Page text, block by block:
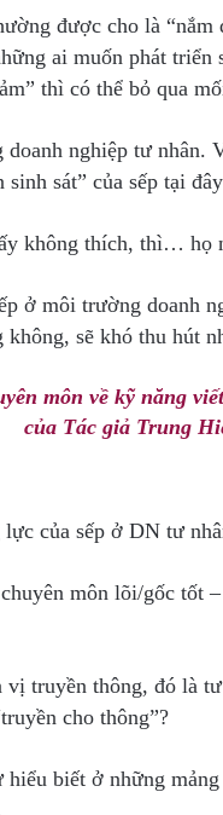
được cho là
ai muốn phát
thì có thể bỏ qua
nghiệp tư nhân.
sát” của sếp tại
không thích, thì… họ
ở môi trường doanh
không, sẽ khó thu hút
môn về kỹ năng
của Tác giả Trung
của sếp ở DN tư
môn lõi/gốc tốt
vị truyền thông, đó là
cho thông”?
hiểu biết ở những